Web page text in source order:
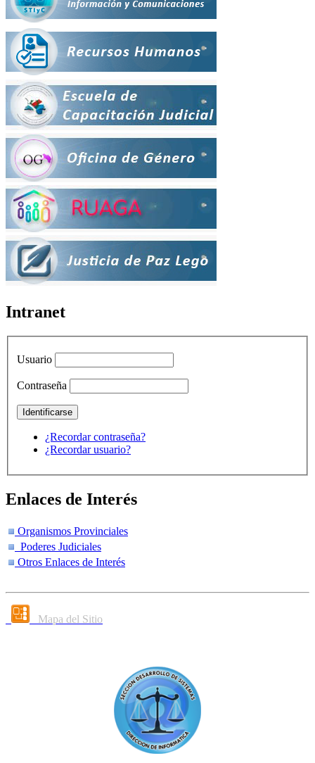
Intranet
Usuario
Contraseña
¿Recordar contraseña?
¿Recordar usuario?
Enlaces de Interés
Organismos Provinciales
Poderes Judiciales
Otros Enlaces de Interés
Mapa del Sitio